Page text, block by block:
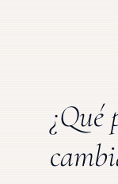
¿Qué